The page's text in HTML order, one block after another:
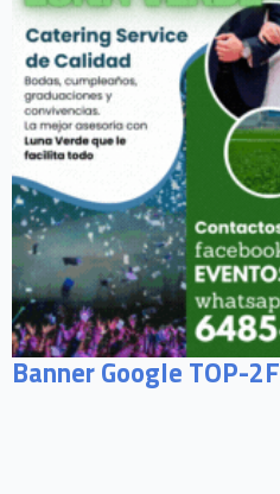
Banner Google TOP-2F